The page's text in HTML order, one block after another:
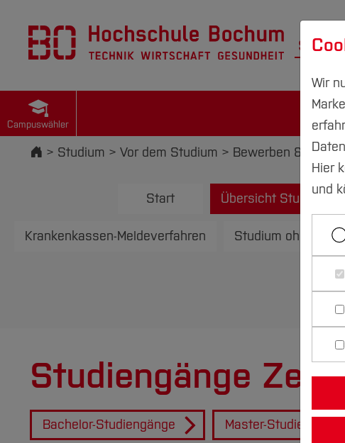
Campuswähler
Startseite
Studium Vor dem Studium Bewerben &
Start Übersicht
Krankenkassen-Meldeverfahren Studium ohne
Studiengänge
Bachelor-Studiengänge Master-Studiengänge
Wir
Hier
und